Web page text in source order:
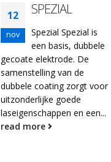
12
nov
SPEZIAL
Spezial Spezial is
een basis, dubbele
gecoate elektrode. De
samenstelling van de
dubbele coating zorgt voor
uitzonderlijke goede
laseigenschappen en een...
read more